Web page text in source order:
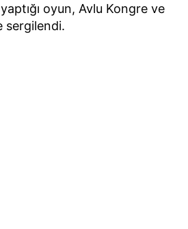
yaptığı oyun, Avlu Kongre ve
sergilendi.